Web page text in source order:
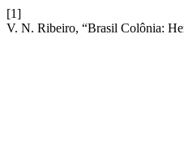
[1]
V. N. Ribeiro, “Brasil Colônia: